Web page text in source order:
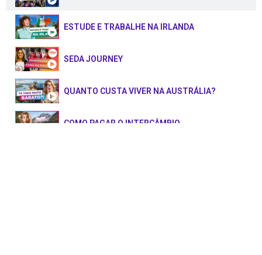
ESTUDE E TRABALHE NA IRLANDA
SEDA JOURNEY
QUANTO CUSTA VIVER NA AUSTRÁLIA?
COMO PAGAR O INTERCÂMBIO